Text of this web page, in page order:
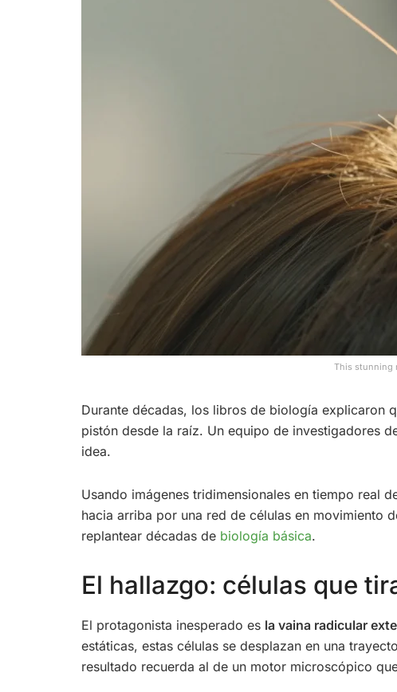
This stunning
Durante décadas, los libros de biología explicaron
pistón desde la raíz. Un equipo de investigadores
idea.
Usando imágenes tridimensionales en tiempo real
hacia arriba por una red de células en movimiento
replantear décadas de biología básica.
El hallazgo: células que
El protagonista inesperado es la vaina radicular
estáticas, estas células se desplazan en una
resultado recuerda al de un motor microscópico